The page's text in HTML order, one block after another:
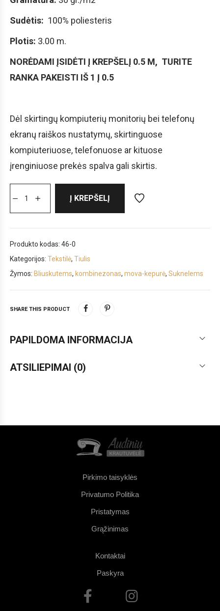
Sudėtis: 100% poliesteris
Plotis: 3.00 m.
NORĖDAMI ĮSIDĖTI Į KREPŠELĮ 0.5 M, TURITE
RANKA PAKEISTI IŠ 1 Į 0.5
Dėl skirtingų kompiuterių monitorių bei telefonų
ekranų raiškos nustatymų, skirtinguose
kompiuteriuose, telefonuose ar kituose
įrenginiuose prekės spalva gali skirtis.
Į KREPŠELĮ
Produkto kodas: 46-0
Kategorijos: Tekstilė, Tiulis
Žymos: Bliuskutems, kombinezonas, mova-kepurė, Suknelems
SHARE THIS PRODUCT
PAPILDOMA INFORMACIJA
ATSILIEPIMAI (0)
Pirkimo taisyklės
Privatumo Politika
Pristatymas
Grąžinimas
Kontaktai
Paskyra